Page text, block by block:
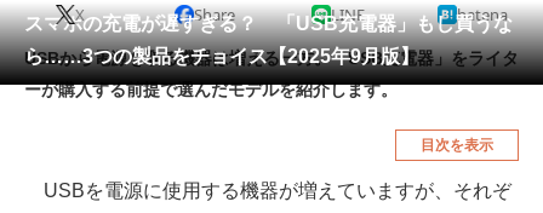
ペット 家電
工具・DIY 本・DVD・CD
スマホの充電が遅すぎる？ 「USB充電器」もし買うな
ら……3つの製品をチョイス【2025年9月版】
X Share LINE hatena
USBから電源を取る機器は増える一方。「USB充電器」をライタ
ーが購入する前提で選んだモデルを紹介します。
目次を表示
USBを電源に使用する機器が増えていますが、それぞ